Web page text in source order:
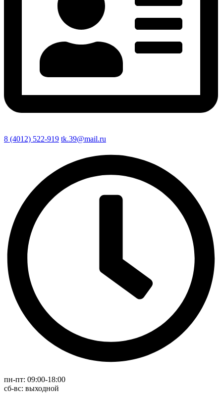
8 (4012) 522-919 tk.39@mail.ru
пн-пт: 09:00-18:00
cб-вс: выходной